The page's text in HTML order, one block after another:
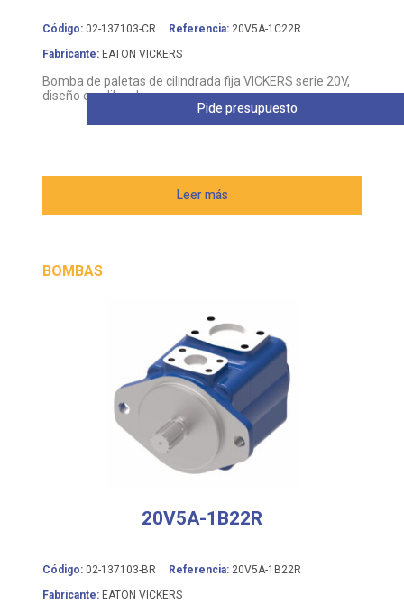
Código: 02-137103-CR Referencia: 20V5A-1C22R
Fabricante: EATON VICKERS
Bomba de paletas de cilindrada fija VICKERS serie 20V,
diseño equilibrado
Leer más
Pide presupuesto
BOMBAS
20V5A-1B22R
Código: 02-137103-BR Referencia: 20V5A-1B22R
Fabricante: EATON VICKERS